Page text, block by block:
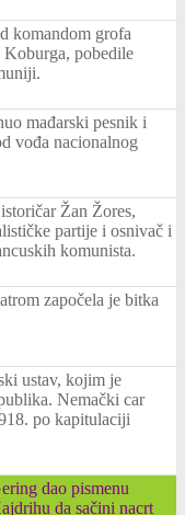
komandom grofa
pobedile
mađarski pesnik i
vođa nacionalnog
Žan Žores,
partije i osnivač i
komunista.
započela je bitka
ustav, kojim je
Nemački car
po kapitulaciji
dao pismenu
da sačini nacrt